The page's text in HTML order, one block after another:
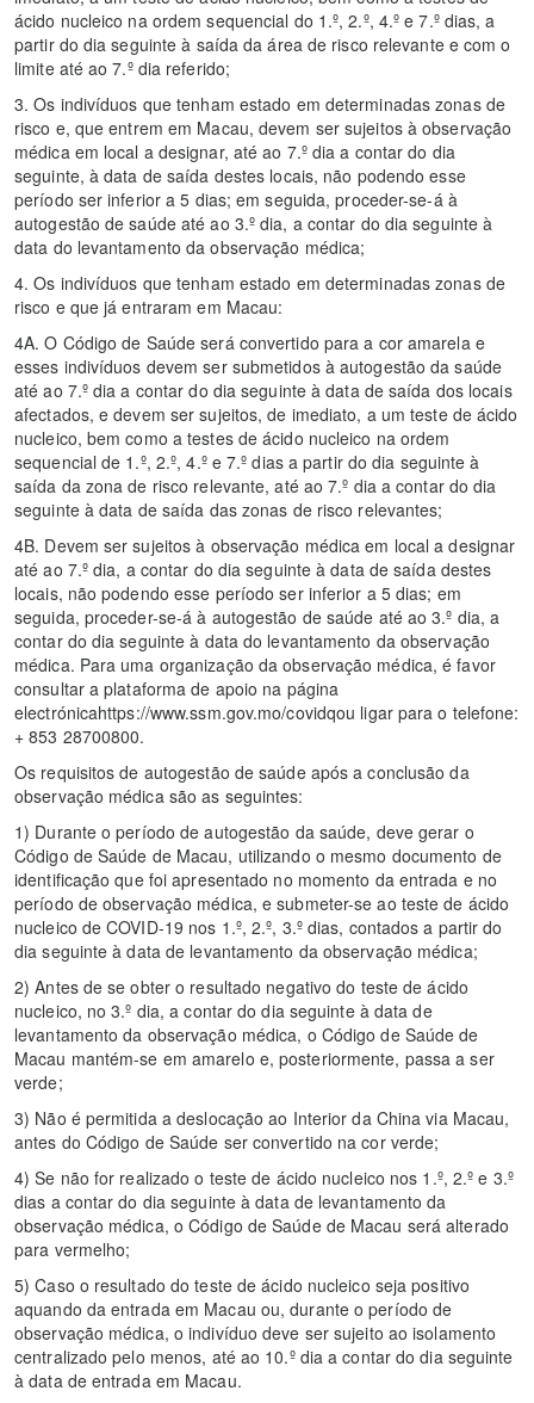
ácido nucleico na ordem sequencial do 1.º, 2.º, 4.º e 7.º dias, a
partir do dia seguinte à saída da área de risco relevante e com o
limite até ao 7.º dia referido;
3. Os indivíduos que tenham estado em determinadas zonas de
risco e, que entrem em Macau, devem ser sujeitos à observação
médica em local a designar, até ao 7.º dia a contar do dia
seguinte, à data de saída destes locais, não podendo esse
período ser inferior a 5 dias; em seguida, proceder-se-á à
autogestão de saúde até ao 3.º dia, a contar do dia seguinte à
data do levantamento da observação médica;
4. Os indivíduos que tenham estado em determinadas zonas de
risco e que já entraram em Macau:
4A. O Código de Saúde será convertido para a cor amarela e
esses indivíduos devem ser submetidos à autogestão da saúde
até ao 7.º dia a contar do dia seguinte à data de saída dos locais
afectados, e devem ser sujeitos, de imediato, a um teste de ácido
nucleico, bem como a testes de ácido nucleico na ordem
sequencial de 1.º, 2.º, 4.º e 7.º dias a partir do dia seguinte à
saída da zona de risco relevante, até ao 7.º dia a contar do dia
seguinte à data de saída das zonas de risco relevantes;
4B. Devem ser sujeitos à observação médica em local a designar
até ao 7.º dia, a contar do dia seguinte à data de saída destes
locais, não podendo esse período ser inferior a 5 dias; em
seguida, proceder-se-á à autogestão de saúde até ao 3.º dia, a
contar do dia seguinte à data do levantamento da observação
médica. Para uma organização da observação médica, é favor
consultar a plataforma de apoio na página
electrónicahttps://www.ssm.gov.mo/covidqou ligar para o telefone:
+ 853 28700800.
Os requisitos de autogestão de saúde após a conclusão da
observação médica são as seguintes:
1) Durante o período de autogestão da saúde, deve gerar o
Código de Saúde de Macau, utilizando o mesmo documento de
identificação que foi apresentado no momento da entrada e no
período de observação médica, e submeter-se ao teste de ácido
nucleico de COVID-19 nos 1.º, 2.º, 3.º dias, contados a partir do
dia seguinte à data de levantamento da observação médica;
2) Antes de se obter o resultado negativo do teste de ácido
nucleico, no 3.º dia, a contar do dia seguinte à data de
levantamento da observação médica, o Código de Saúde de
Macau mantém-se em amarelo e, posteriormente, passa a ser
verde;
3) Não é permitida a deslocação ao Interior da China via Macau,
antes do Código de Saúde ser convertido na cor verde;
4) Se não for realizado o teste de ácido nucleico nos 1.º, 2.º e 3.º
dias a contar do dia seguinte à data de levantamento da
observação médica, o Código de Saúde de Macau será alterado
para vermelho;
5) Caso o resultado do teste de ácido nucleico seja positivo
aquando da entrada em Macau ou, durante o período de
observação médica, o indivíduo deve ser sujeito ao isolamento
centralizado pelo menos, até ao 10.º dia a contar do dia seguinte
à data de entrada em Macau.